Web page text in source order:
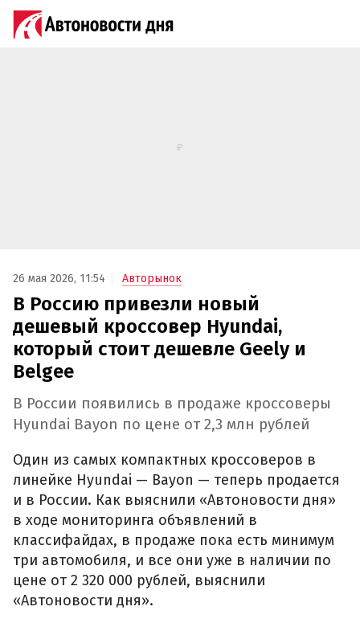
26 мая 2026, 11:54 Авторынок
В Россию привезли новый
дешевый кроссовер Hyundai,
который стоит дешевле Geely и
Belgee
В России появились в продаже кроссоверы
Hyundai Bayon по цене от 2,3 млн рублей
Один из самых компактных кроссоверов в
линейке Hyundai — Bayon — теперь продается
и в России. Как выяснили «Автоновости дня»
в ходе мониторинга объявлений в
классифайдах, в продаже пока есть минимум
три автомобиля, и все они уже в наличии по
цене от 2 320 000 рублей, выяснили
«Автоновости дня».